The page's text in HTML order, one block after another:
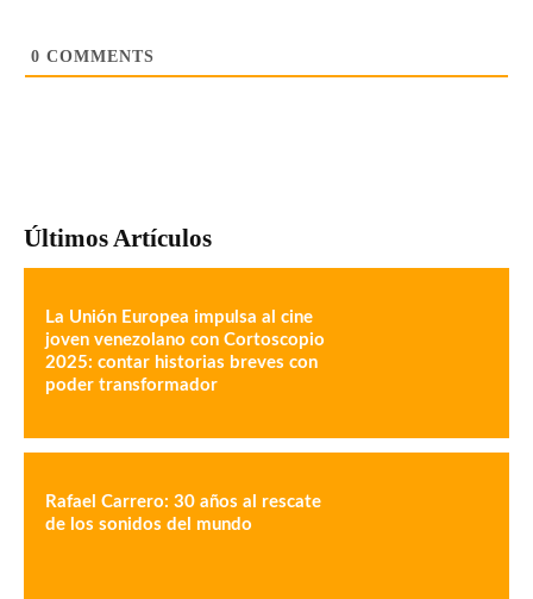
0 COMMENTS
Últimos Artículos
La Unión Europea impulsa al cine
joven venezolano con Cortoscopio
2025: contar historias breves con
poder transformador
Rafael Carrero: 30 años al rescate
de los sonidos del mundo